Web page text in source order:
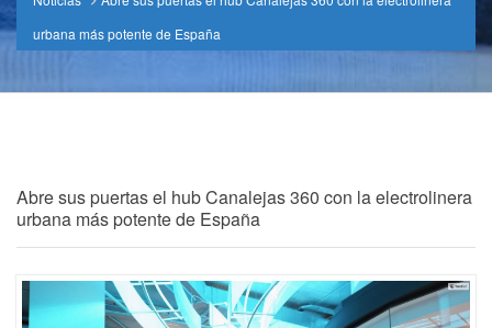
urbana más potente de España
Abre sus puertas el hub Canalejas 360 con la electrolinera
urbana más potente de España